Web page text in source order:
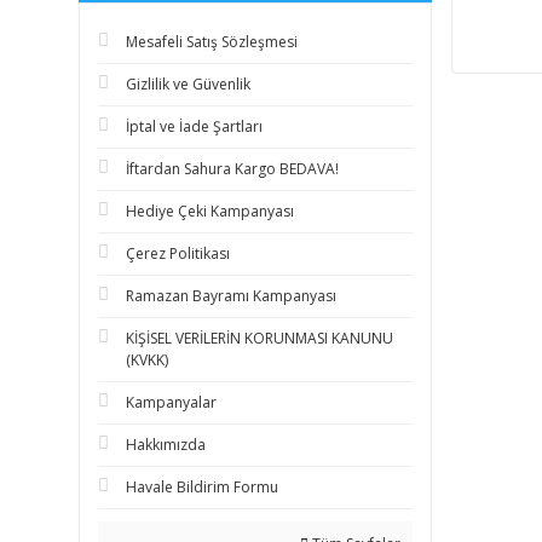
Mesafeli Satış Sözleşmesi
Gizlilik ve Güvenlik
İptal ve İade Şartları
İftardan Sahura Kargo BEDAVA!
Hediye Çeki Kampanyası
Çerez Politikası
Ramazan Bayramı Kampanyası
KİŞİSEL VERİLERİN KORUNMASI KANUNU
(KVKK)
Kampanyalar
Hakkımızda
Havale Bildirim Formu